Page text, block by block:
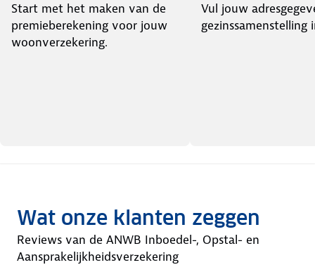
Start met het maken van de
premieberekening voor jouw
woonverzekering.
Vul jouw
gezinssamenstelling
Wat onze klanten zeggen
Reviews van de ANWB Inboedel-, Opstal- en
Aansprakelijkheidsverzekering